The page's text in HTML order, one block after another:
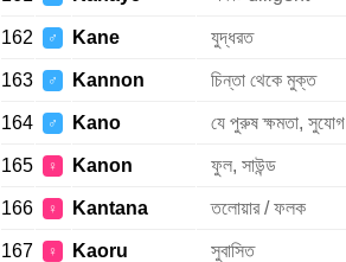
162 ♂ Kane যুদ্ধরত
163 ♂ Kannon চিন্তা থেকে মুক্ত
164 ♂ Kano যে পুরুষ ক্ষমতা, সুযোগ
165 ♀ Kanon ফুল, সাউন্ড
166 ♀ Kantana তলোয়ার / ফলক
167 ♀ Kaoru সুবাসিত